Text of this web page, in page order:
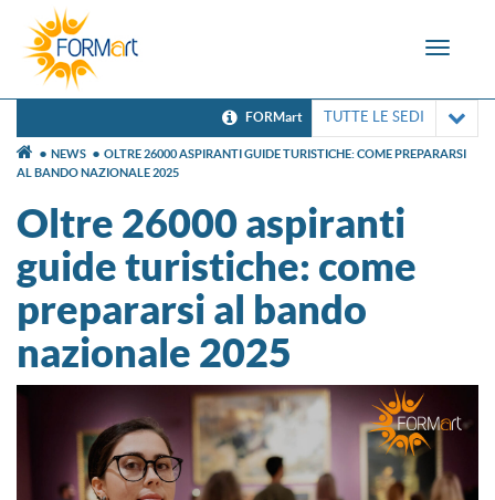
Toggle
FORMart TUTTE LE SEDI
NEWS
OLTRE 26000 ASPIRANTI GUIDE TURISTICHE: COME PREPARARSI
AL BANDO NAZIONALE 2025
Oltre 26000 aspiranti
guide turistiche: come
prepararsi al bando
nazionale 2025